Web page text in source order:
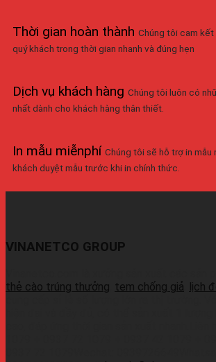
Thời gian hoàn thành Chúng tôi cam kết
quý khách trong thời gian nhanh và đúng hẹn
Dịch vụ khách hàng Chúng tôi luôn có
nhất dành cho khách hàng thân thiết.
In mẫu miễnphí Chúng tôi sẽ hỗ trợ in mẫu
khách duyệt mẫu trước khi in chính thức.
VINANETCO GROUP
thẻ cào trúng thưởng tem chống giả lịch